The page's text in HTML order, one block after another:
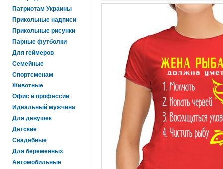
Патриотам Украины
Прикольные надписи
Прикольные рисунки
Парные футболки
Для геймеров
Семейные
Спортсменам
Животные
Офис и профессии
Идеальный мужчина
Для девушек
Детские
Свадебные
Для беременных
Автомобильные